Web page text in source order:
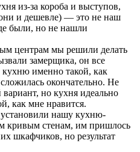
из-за короба и выступов,
и дешевле) — это не наш
были, но не нашли
центрам мы решили делать
замерщика, он все
кухню именно такой, как
окончательно. Не
но кухня идеально
как мне нравится.
нашу кухню-
кривым стенам, им пришлось
шкафчиков, но результат